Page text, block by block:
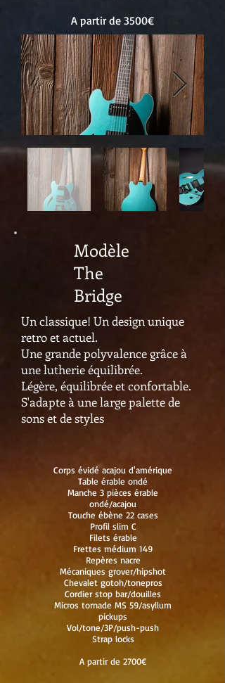
A partir de 3500€
Modèle
The
Bridge
Un classique! Un design unique
retro et actuel.
Une grande polyvalence grâce à
une lutherie équilibrée.
Légère, équilibrée et confortable.
S'adapte à une large palette de
sons et de styles
Corps évidé acajou d'amérique
Table érable ondé
Manche 3 pièces érable
ondé/acajou
Touche ébène 22 cases
Profil slim C
Filets érable
Frettes médium 149
Repères nacre
Mécaniques grover/hipshot
Chevalet gotoh/tonepros
Cordier stop bar/douilles
Micros tornade MS 59/asyllum
pickups
Vol/tone/3P/push-push
Strap locks
A partir de 2700€